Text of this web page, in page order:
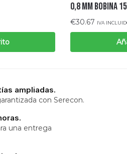
0,8 mm bobina
€30.67 IVA
ampliadas.
con Serecon.
una entrega